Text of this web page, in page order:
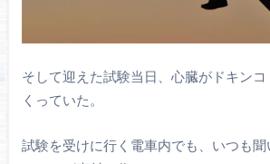
そして迎えた試験当日、心臓がドキンコ
くっていた。
試験を受けに行く電車内でも、いつも聞